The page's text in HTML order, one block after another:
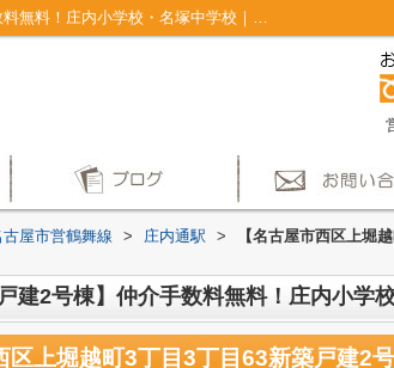
【名古屋市西区上堀越町3丁目3丁目63新築戸建2号棟】仲介手数料無料！庄内小学校・名塚中学校｜浄水器 追焚機能浴室 ディンプルキー 床暖房 床下収納｜仲介手数料無料！名古屋市で新築戸建てを探すならAplace
屋市営鶴舞線 > 庄内通駅 >
【名古屋市西区上堀
建2号棟】仲介手数料無料！庄内小学